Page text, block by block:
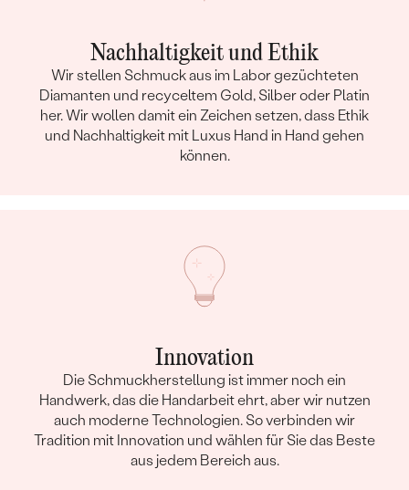
Nachhaltigkeit und Ethik
Wir stellen Schmuck aus im Labor gezüchteten
Diamanten und recyceltem Gold, Silber oder Platin
her. Wir wollen damit ein Zeichen setzen, dass Ethik
und Nachhaltigkeit mit Luxus Hand in Hand gehen
können.
Innovation
Die Schmuckherstellung ist immer noch ein
Handwerk, das die Handarbeit ehrt, aber wir nutzen
auch moderne Technologien. So verbinden wir
Tradition mit Innovation und wählen für Sie das Beste
aus jedem Bereich aus.